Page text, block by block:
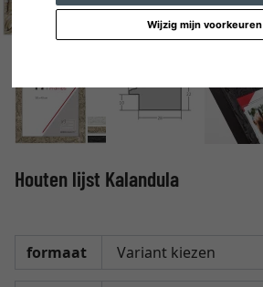
Wijzig mijn voorkeuren
Houten lijst Kalandula
formaat